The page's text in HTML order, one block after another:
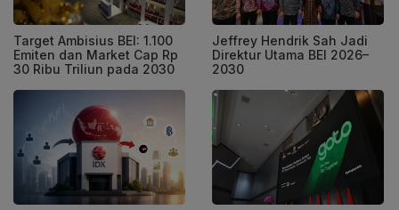
Target Ambisius BEI: 1.100
Emiten dan Market Cap Rp
30 Ribu Triliun pada 2030
Jeffrey Hendrik Sah Jadi
Direktur Utama BEI 2026–
2030